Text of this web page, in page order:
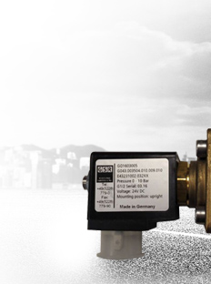
上海申思特自动化设备有限公司